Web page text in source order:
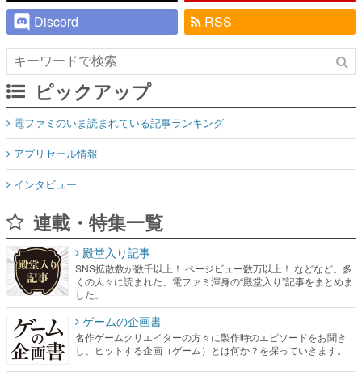
Discord
RSS
ピックアップ
電ファミのいま読まれている記事ランキング
アプリセール情報
インタビュー
連載・特集一覧
殿堂入り記事
SNS拡散数が数千以上！ ページビュー数万以上！ などなど。多
くの人々に読まれた、電ファミ渾身の“殿堂入り”記事をまとめま
した。
ゲームの企画書
名作ゲームクリエイターの方々に製作時のエピソードをお聞き
し、ヒットする企画（ゲーム）とは何か？を探っていきます。